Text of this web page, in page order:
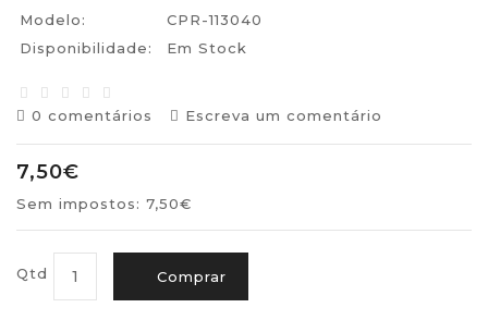
Modelo:
CPR-113040
Disponibilidade:
Em Stock
0 comentários Escreva um comentário
7,50€
Sem impostos: 7,50€
Qtd Comprar